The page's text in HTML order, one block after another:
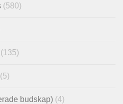
(580)
(135)
(5)
budskap) (4)